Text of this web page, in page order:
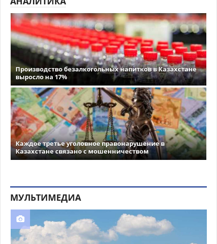
Производство безалкогольных напитков в Казахстане
выросло на 17%
Каждое третье уголовное правонарушение в
Казахстане связано с мошенничеством
МУЛЬТИМЕДИА